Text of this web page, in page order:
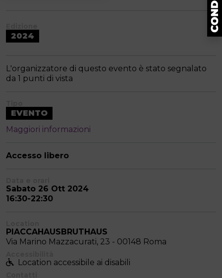
2024
L'organizzatore di questo evento è stato segnalato
da 1 punti di vista
EVENTO
Maggiori informazioni
Accesso libero
Sabato 26 Ott 2024
16:30-22:30
PIACCAHAUSBRUTHAUS
Via Marino Mazzacurati, 23 - 00148 Roma
Location accessibile ai disabili